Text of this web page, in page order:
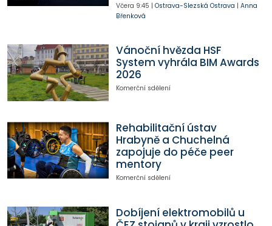
Včera 9:45 | Ostrava-Slezská Ostrava | Anna
Břenková
Vánoční hvězda HSF
System vyhrála BIM Awards
2026
Komerční sdělení
Rehabilitační ústav
Hrabyně a Chuchelná
zapojuje do péče peer
mentory
Komerční sdělení
Dobíjení elektromobilů u